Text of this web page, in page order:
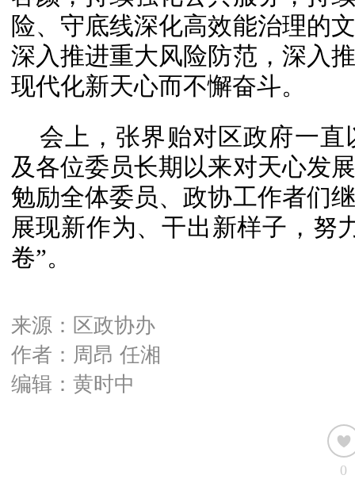
险、守底线深化高效能治理的
深入推进重大风险防范，深入
现代化新天心而不懈奋斗。
会上，张界贻对区政府一
及各位委员长期以来对天心发
勉励全体委员、政协工作者们
展现新作为、干出新样子，努
卷”。
来源：区政协办
作者：周昂 任湘
编辑：黄时中
0